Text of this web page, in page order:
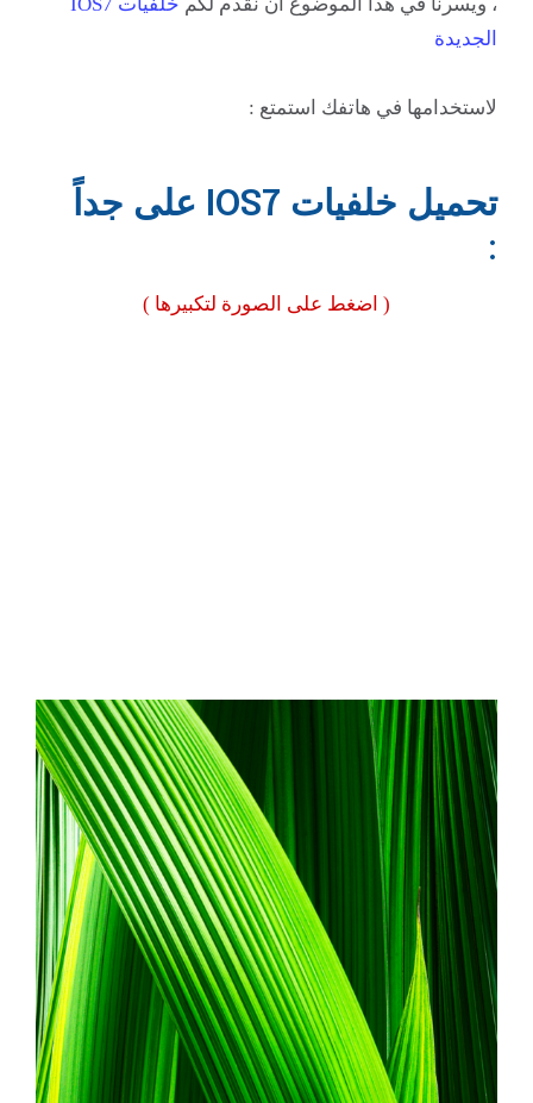
الجديدة
لاستخدامها في هاتفك استمتع :
تحميل خلفيات IOS7 على جداً
:
( اضغط على الصورة لتكبيرها )